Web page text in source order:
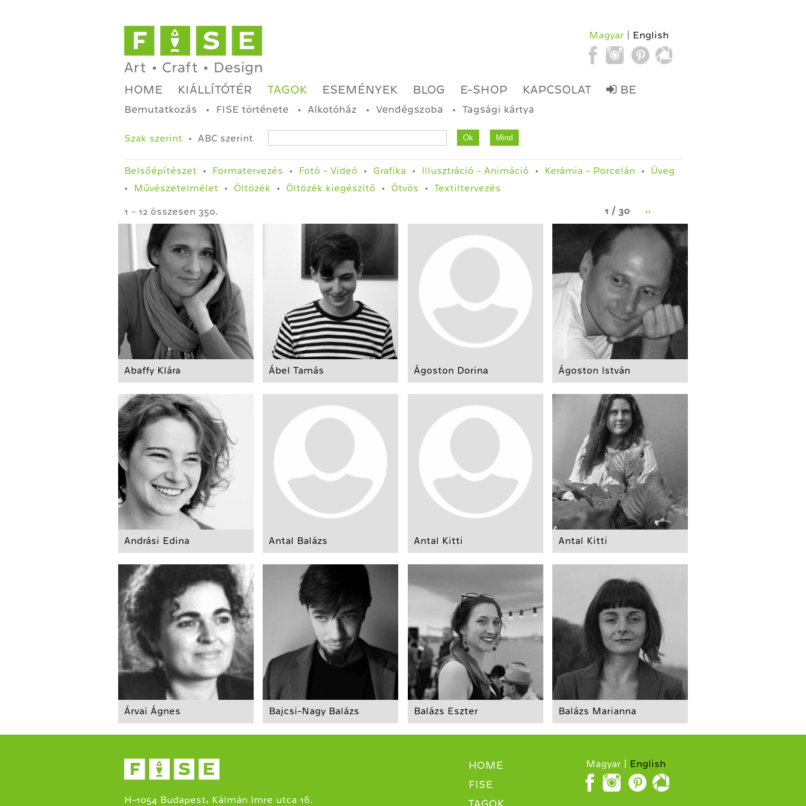
Magyar English
HOME KIÁLLÍTÓTÉR TAGOK ESEMÉNYEK BLOG E-SHOP KAPCSOLAT BE
Bemutatkozás FISE története Alkotóház Vendégszoba Tagsági kártya
Szak szerint ABC szerint
Belsőépítészet Formatervezés Fotó - Videó Grafika Illusztráció - Animáció
Kerámia - Porcelán
Művészetelmélet
Öltözék Öltözék kiegészítő Ötvös Textiltervezés
Üveg
1 - 12 összesen 350.
Abaffy Klára Ábel Tamás Ágoston Dorina Ágoston István
Andrási Edina Antal Balázs Antal Kitti Antal Kitti
Árvai Ágnes Bajcsi-Nagy Balázs Balázs Eszter Balázs Marianna
1 / 30 ››
H-1054 Budapest, Kálmán Imre utca 16.
HOME
FISE
TAGOK
Magyar English